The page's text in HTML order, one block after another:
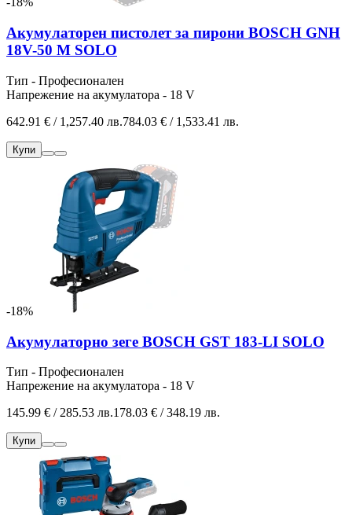
Акумулаторен пистолет за пирони BOSCH GNH
18V-50 M SOLO
Тип - Професионален
Напрежение на акумулатора - 18 V
642.91 € / 1,257.40 лв.784.03 € / 1,533.41 лв.
Купи
-18%
Акумулаторно зеге BOSCH GST 183-LI SOLO
Тип - Професионален
Напрежение на акумулатора - 18 V
145.99 € / 285.53 лв.178.03 € / 348.19 лв.
Купи